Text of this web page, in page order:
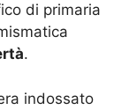
di primaria
.
indossato